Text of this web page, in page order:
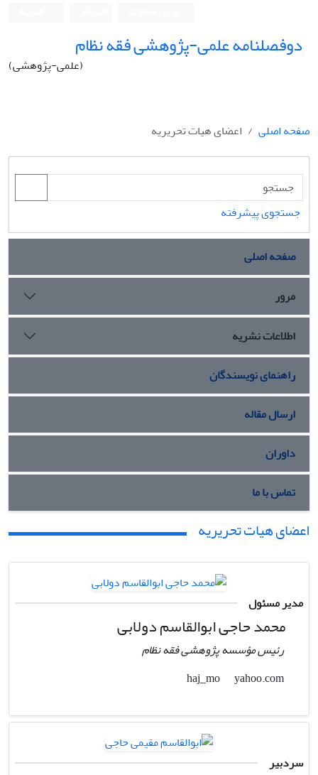
دوفصلنامه علمی-پژوهشی فقه نظام
(علمی-پژوهشی)
صفحه اصلی اعضای هیات تحریریه
جستجوی پیشرفته
صفحه اصلی
مرور
اطلاعات نشریه
راهنمای نویسندگان
ارسال مقاله
داوران
تماس با ما
اعضای هیات تحریریه
مدیر مسئول
محمد حاجی ابوالقاسم دولابی
رئیس مؤسسه پژوهشی فقه نظام
yahoo.com
سردبیر